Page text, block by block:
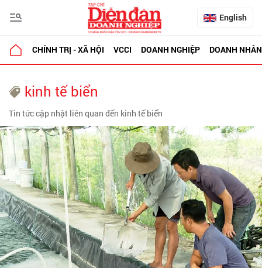
English
CHÍNH TRỊ - XÃ HỘI VCCI DOANH NGHIỆP DOANH NHÂN
kinh tế biển
Tin tức cập nhật liên quan đến kinh tế biển